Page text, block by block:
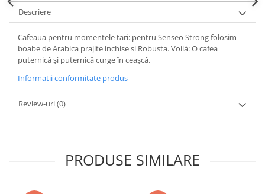
Descriere
Cafeaua pentru momentele tari: pentru Senseo Strong folosim
boabe de Arabica prajite inchise si Robusta.Voilà: O cafea
puternică și puternică curge în ceașcă.
Informatii conformitate produs
Review-uri(0)
PRODUSE SIMILARE